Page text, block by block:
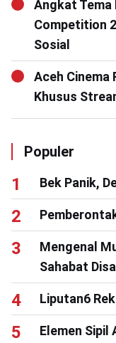
Angkat Tema
Competition
Sosial
Aceh Cinema
Khusus
Populer
Bek Panik,
Mengenal
Sahabat
Liputan6
Elemen Sipil